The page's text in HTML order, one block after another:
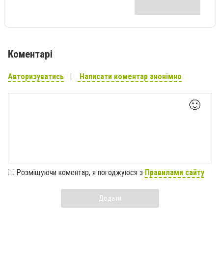
Коментарі
Авторизуватись Написати коментар анонімно
🙂
Розміщуючи коментар, я погоджуюся з Правилами сайту
Додати